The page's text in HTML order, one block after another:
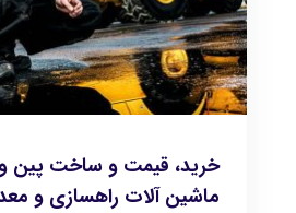
خرید، قیمت و ساخت پین
ماشین آلات راهسازی و